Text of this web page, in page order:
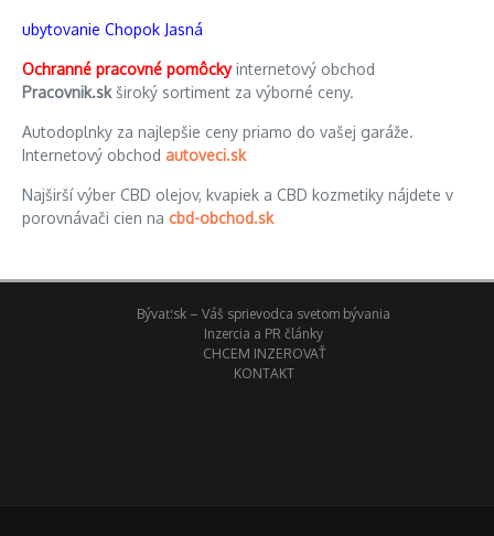
ubytovanie Chopok Jasná
Ochranné pracovné pomôckyinternetový obchod
Pracovnik.skširoký sortiment za výborné ceny.
Autodoplnky za najlepšie ceny priamo do vašej garáže.
Internetový obchod autoveci.sk
Najširší výber CBD olejov, kvapiek a CBD kozmetiky nájdete v
porovnávači cien na cbd-obchod.sk
Bývať.sk – Váš sprievodca svetom bývania
Inzercia a PR články
CHCEM INZEROVAŤ
KONTAKT